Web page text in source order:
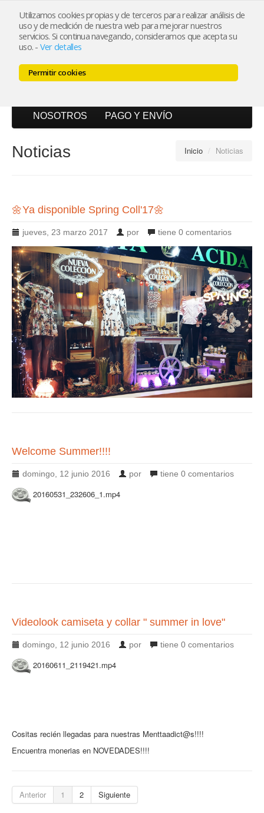
Utilizamos cookies propias y de terceros para realizar análisis de
uso y de medición de nuestra web para mejorar nuestros
servicios. Si continua navegando, consideramos que acepta su
uso. - Ver detalles
Permitir cookies
Mi cuenta
NOSOTROS PAGO Y ENVÍO
Inicio / Noticias
Noticias
🌼Ya disponible Spring Coll'17🌼
jueves, 23 marzo 2017 por tiene 0 comentarios
Welcome Summer!!!!
domingo, 12 junio 2016 por tiene 0 comentarios
20160531_232606_1.mp4
Videolook camiseta y collar " summer in love"
domingo, 12 junio 2016 por tiene 0 comentarios
20160611_2119421.mp4
Cositas recién llegadas para nuestras Menttaadict@s!!!!
Encuentra monerias en NOVEDADES!!!!
Anterior 1 2 Siguiente